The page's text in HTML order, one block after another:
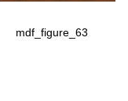
mdf_figure_63